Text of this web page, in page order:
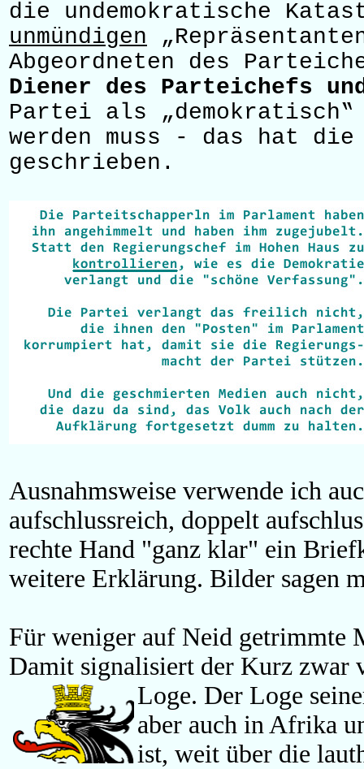
die undemokratische
unmündigen
Abgeordneten des
Diener des Parteichefs
Partei als
werden muss - das hat
geschrieben.
Ausnahmsweise verwende ich
aufschlussreich, doppelt
rechte Hand "ganz klar" ein
weitere Erklärung. Bilder sagen
Für weniger auf Neid getrimmte
Damit signalisiert der Kurz zwar
Loge. Der Loge
aber auch in Afrika
ist, weit über die